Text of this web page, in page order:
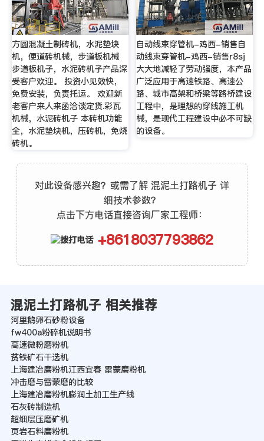
方圆混凝土制砖机，水泥垫块
机，便道砖机械，步道板机械
步道板机子，水泥砖机子产品深
受客户欢迎。 投资小见效快，
免费安装，负责托运。 欢迎新
老客户来人来函洽谈定货.彩瓦
机械，水泥砖机子 本砖机功能
全，水泥垫块机，压砖机，免烧
砖机。
自动线束穿管机-鸡西-销售自
动线束穿管机-鸡西-销售r8sj
大大地减轻了劳动强度，本产品
广泛应用于高速铁路、高速公
路、城市高架和桥梁等路桥建设
工程中，是理想的穿线施工机
械，是现代工程建设中必不可缺
的设备。
对此设备感兴趣？或需了解 混泥土打路机子 详
细技术参数？
点击下方电话直接咨询厂家工程师：
+8618037793862
混泥土打路机子 相关推荐
河里鹅卵石砂粉设备
fw400a粉碎机说明书
高速微粉磨粉机
贫铁矿石干选机
上海建冶磨粉机江西宜春 雷蒙磨粉机
冲击磨与雷蒙磨的比较
上海建冶磨粉机膨润土加工生产线
石灰砖制造机
超细层压磨矿机
页岩石料磨粉机